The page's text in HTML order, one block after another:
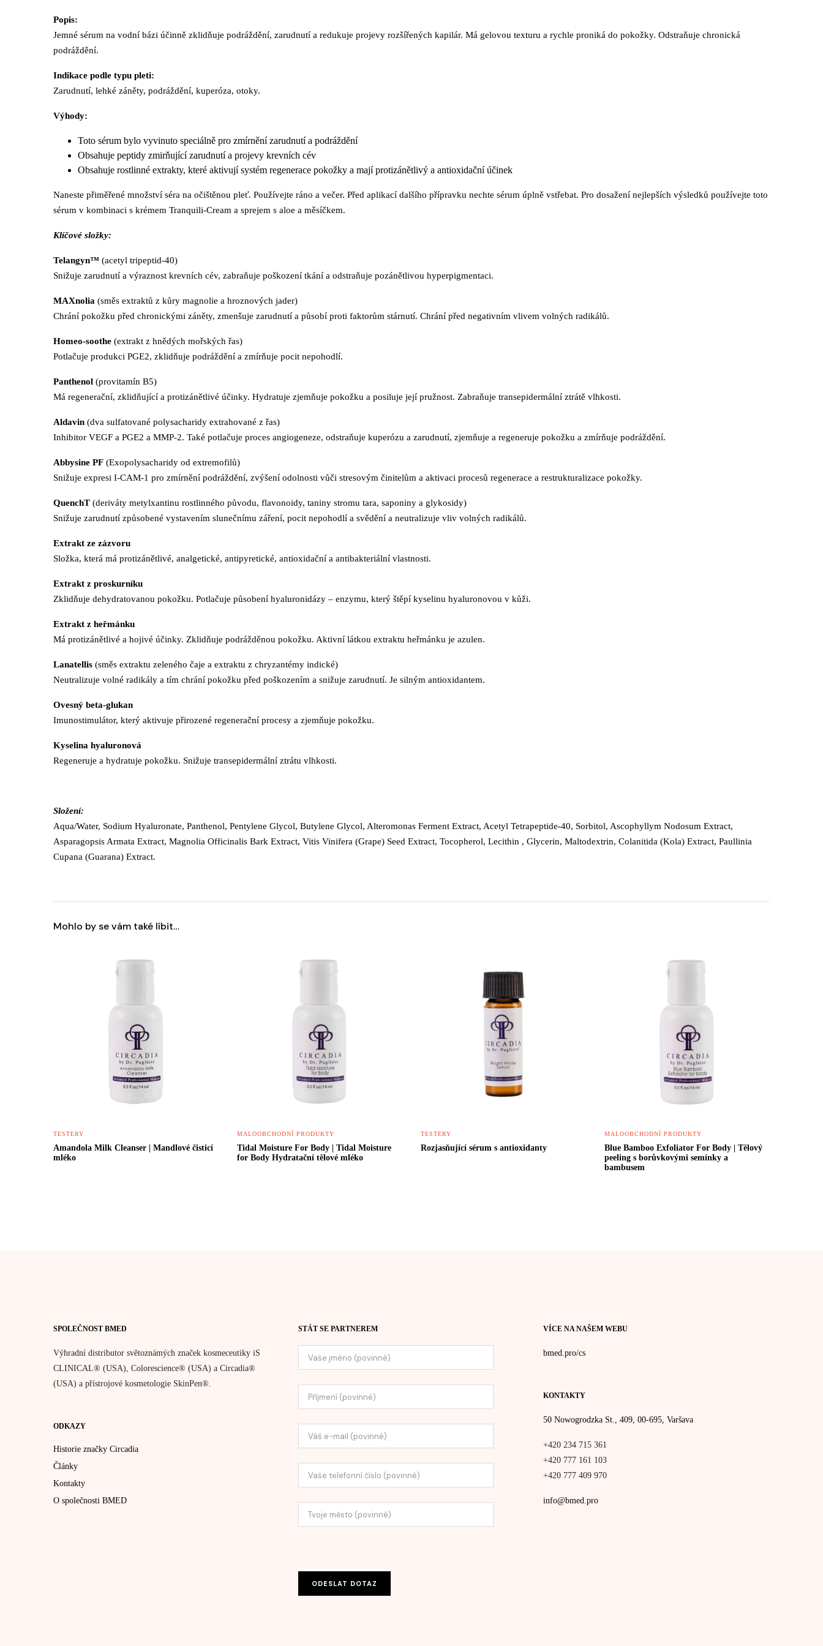
Popis:
Jemné sérum na vodní bázi účinně zklidňuje podráždění, zarudnutí a redukuje projevy rozšířených kapilár. Má gelovou texturu a rychle proniká do pokožky. Odstraňuje chronická
podráždění.
Indikace podle typu pleti:
Zarudnutí, lehké záněty, podráždění, kuperóza, otoky.
Výhody:
Toto sérum bylo vyvinuto speciálně pro zmírnění zarudnutí a podráždění
Obsahuje peptidy zmirňující zarudnutí a projevy krevních cév
Obsahuje rostlinné extrakty, které aktivují systém regenerace pokožky a mají protizánětlivý a antioxidační účinek
Naneste přiměřené množství séra na očištěnou pleť. Používejte ráno a večer. Před aplikací dalšího přípravku nechte sérum úplně vstřebat. Pro dosažení nejlepších výsledků používejte toto
sérum v kombinaci s krémem Tranquili-Cream a sprejem s aloe a měsíčkem.
Klíčové složky:
Telangyn™ (acetyl tripeptid-40)
Snižuje zarudnutí a výraznost krevních cév, zabraňuje poškození tkání a odstraňuje pozánětlivou hyperpigmentaci.
MAXnolia (směs extraktů z kůry magnolie a hroznových jader)
Chrání pokožku před chronickými záněty, zmenšuje zarudnutí a působí proti faktorům stárnutí. Chrání před negativním vlivem volných radikálů.
Homeo-soothe (extrakt z hnědých mořských řas)
Potlačuje produkci PGE2, zklidňuje podráždění a zmírňuje pocit nepohodlí.
Panthenol (provitamín B5)
Má regenerační, zklidňující a protizánětlivé účinky. Hydratuje zjemňuje pokožku a posiluje její pružnost. Zabraňuje transepidermální ztrátě vlhkosti.
Aldavin (dva sulfatované polysacharidy extrahované z řas)
Inhibitor VEGF a PGE2 a MMP-2. Také potlačuje proces angiogeneze, odstraňuje kuperózu a zarudnutí, zjemňuje a regeneruje pokožku a zmírňuje podráždění.
Abbysine PF (Exopolysacharidy od extremofilů)
Snižuje expresi I-CAM-1 pro zmírnění podráždění, zvýšení odolnosti vůči stresovým činitelům a aktivaci procesů regenerace a restrukturalizace pokožky.
QuenchT (deriváty metylxantinu rostlinného původu, flavonoidy, taniny stromu tara, saponiny a glykosidy)
Snižuje zarudnutí způsobené vystavením slunečnímu záření, pocit nepohodlí a svědění a neutralizuje vliv volných radikálů.
Extrakt ze zázvoru
Složka, která má protizánětlivé, analgetické, antipyretické, antioxidační a antibakteriální vlastnosti.
Extrakt z proskurníku
Zklidňuje dehydratovanou pokožku. Potlačuje působení hyaluronidázy – enzymu, který štěpí kyselinu hyaluronovou v kůži.
Extrakt z heřmánku
Má protizánětlivé a hojivé účinky. Zklidňuje podrážděnou pokožku. Aktivní látkou extraktu heřmánku je azulen.
Lanatellis (směs extraktu zeleného čaje a extraktu z chryzantémy indické)
Neutralizuje volné radikály a tím chrání pokožku před poškozením a snižuje zarudnutí. Je silným antioxidantem.
Ovesný beta-glukan
Imunostimulátor, který aktivuje přirozené regenerační procesy a zjemňuje pokožku.
Kyselina hyaluronová
Regeneruje a hydratuje pokožku. Snižuje transepidermální ztrátu vlhkosti.
Složení:
Aqua/Water, Sodium Hyaluronate, Panthenol, Pentylene Glycol, Butylene Glycol, Alteromonas Ferment Extract, Acetyl Tetrapeptide-40, Sorbitol, Ascophyllym Nodosum Extract,
Asparagopsis Armata Extract, Magnolia Officinalis Bark Extract, Vitis Vinifera (Grape) Seed Extract, Tocopherol, Lecithin , Glycerin, Maltodextrin, Colanitida (Kola) Extract, Paullinia
Cupana (Guarana) Extract.
Mohlo by se vám také líbit…
TESTERY
Amandola Milk Cleanser | Mandlové čisticí
mléko
MALOOBCHODNÍ PRODUKTY
Tidal Moisture For Body | Tidal Moisture
for Body Hydratační tělové mléko
TESTERY
Rozjasňující sérum s antioxidanty
MALOOBCHODNÍ PRODUKTY
Blue Bamboo Exfoliator For Body | Tělový
peeling s borůvkovými semínky a
bambusem
SPOLEČNOST BMED
Výhradní distributor světoznámých značek kosmeceutiky iS
CLINICAL® (USA), Colorescience® (USA) a Circadia®
(USA) a přístrojové kosmetologie SkinPen®.
ODKAZY
Historie značky Circadia
Články
Kontakty
O společnosti BMED
STÁT SE PARTNEREM VÍCE NA NAŠEM WEBU
bmed.pro/cs
KONTAKTY
50 Nowogrodzka St., 409, 00-695, Varšava
+420 234 715 361
+420 777 161 103
+420 777 409 970
info@bmed.pro